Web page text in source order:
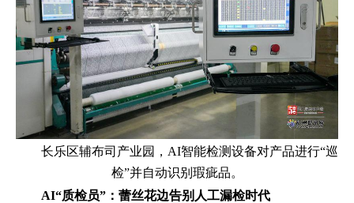
长乐区辅布司产业园，AI智能检测设备对产品进行“巡
检”并自动识别瑕疵品。
AI“质检员”：蕾丝花边告别人工漏检时代